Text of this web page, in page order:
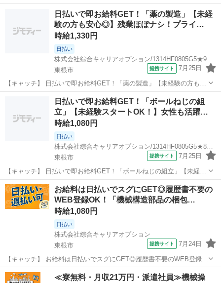
力」【未経験OK！ビギナー活躍中♪】ウレシイ☆土日祝休♪憧れの高収
事安心スタート★★ ...
東根市 工場
日払いで即お給料GET！「薬の製造」【未経
験の方も安心◎】残業ほぼナシ！プライ…
時給1,330円
日払い
株式会社綜合キャリアオプション/1314HF0805G5★91-S
東根市
提携サイト 7月25日
【キャッチ】 日払いで即お給料GET！「薬の製造」【未経験の方も安
心◎】残業ほぼナシ！プライベートも充実♪土日祝休！高！ 【コメン
ト】 製造のお仕事をお探しにおススメ♪ 「未経験でも出来る仕事ない
かな・・・」 「新しい環...
東根市 工場
日払いで即お給料GET！「ボールねじの組
立」【未経験スタートOK！】女性も活躍…
時給1,080円
日払い
株式会社綜合キャリアオプション/1314HF0805G5★82-N
東根市
提携サイト 7月25日
【キャッチ】 日払いで即お給料GET！「ボールねじの組立」【未経験
スタートOK！】女性も活躍中×優しい職場☆土日祝休み！高！ 【コメ
ント】 製造のお仕事をお探しの方必見！ 「経験ないけど大丈夫か
な・・・」 「派遣ってどん...
山形 東根市 工場
お給料は日払いでスグにGET◎履歴書不要の
WEB登録OK！「機械構造部品の梱包…
時給1,080円
日払い
株式会社綜合キャリアオプション
東根市
提携サイト 7月24日
【キャッチ】 お給料は日払いでスグにGET◎履歴書不要のWEB登録
OK！「機械構造部品の梱包」高時給1080円！さくらんぼ東根周辺！20
代～40代のスタッフが多数活躍中★ 【コメント】 製造のお仕事をお探
山形 東根市 仕分け
≪寮無料・月収21万円・派遣社員≫機械操